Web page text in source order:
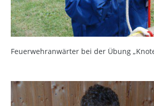
Feuerwehranwärter bei der Übung